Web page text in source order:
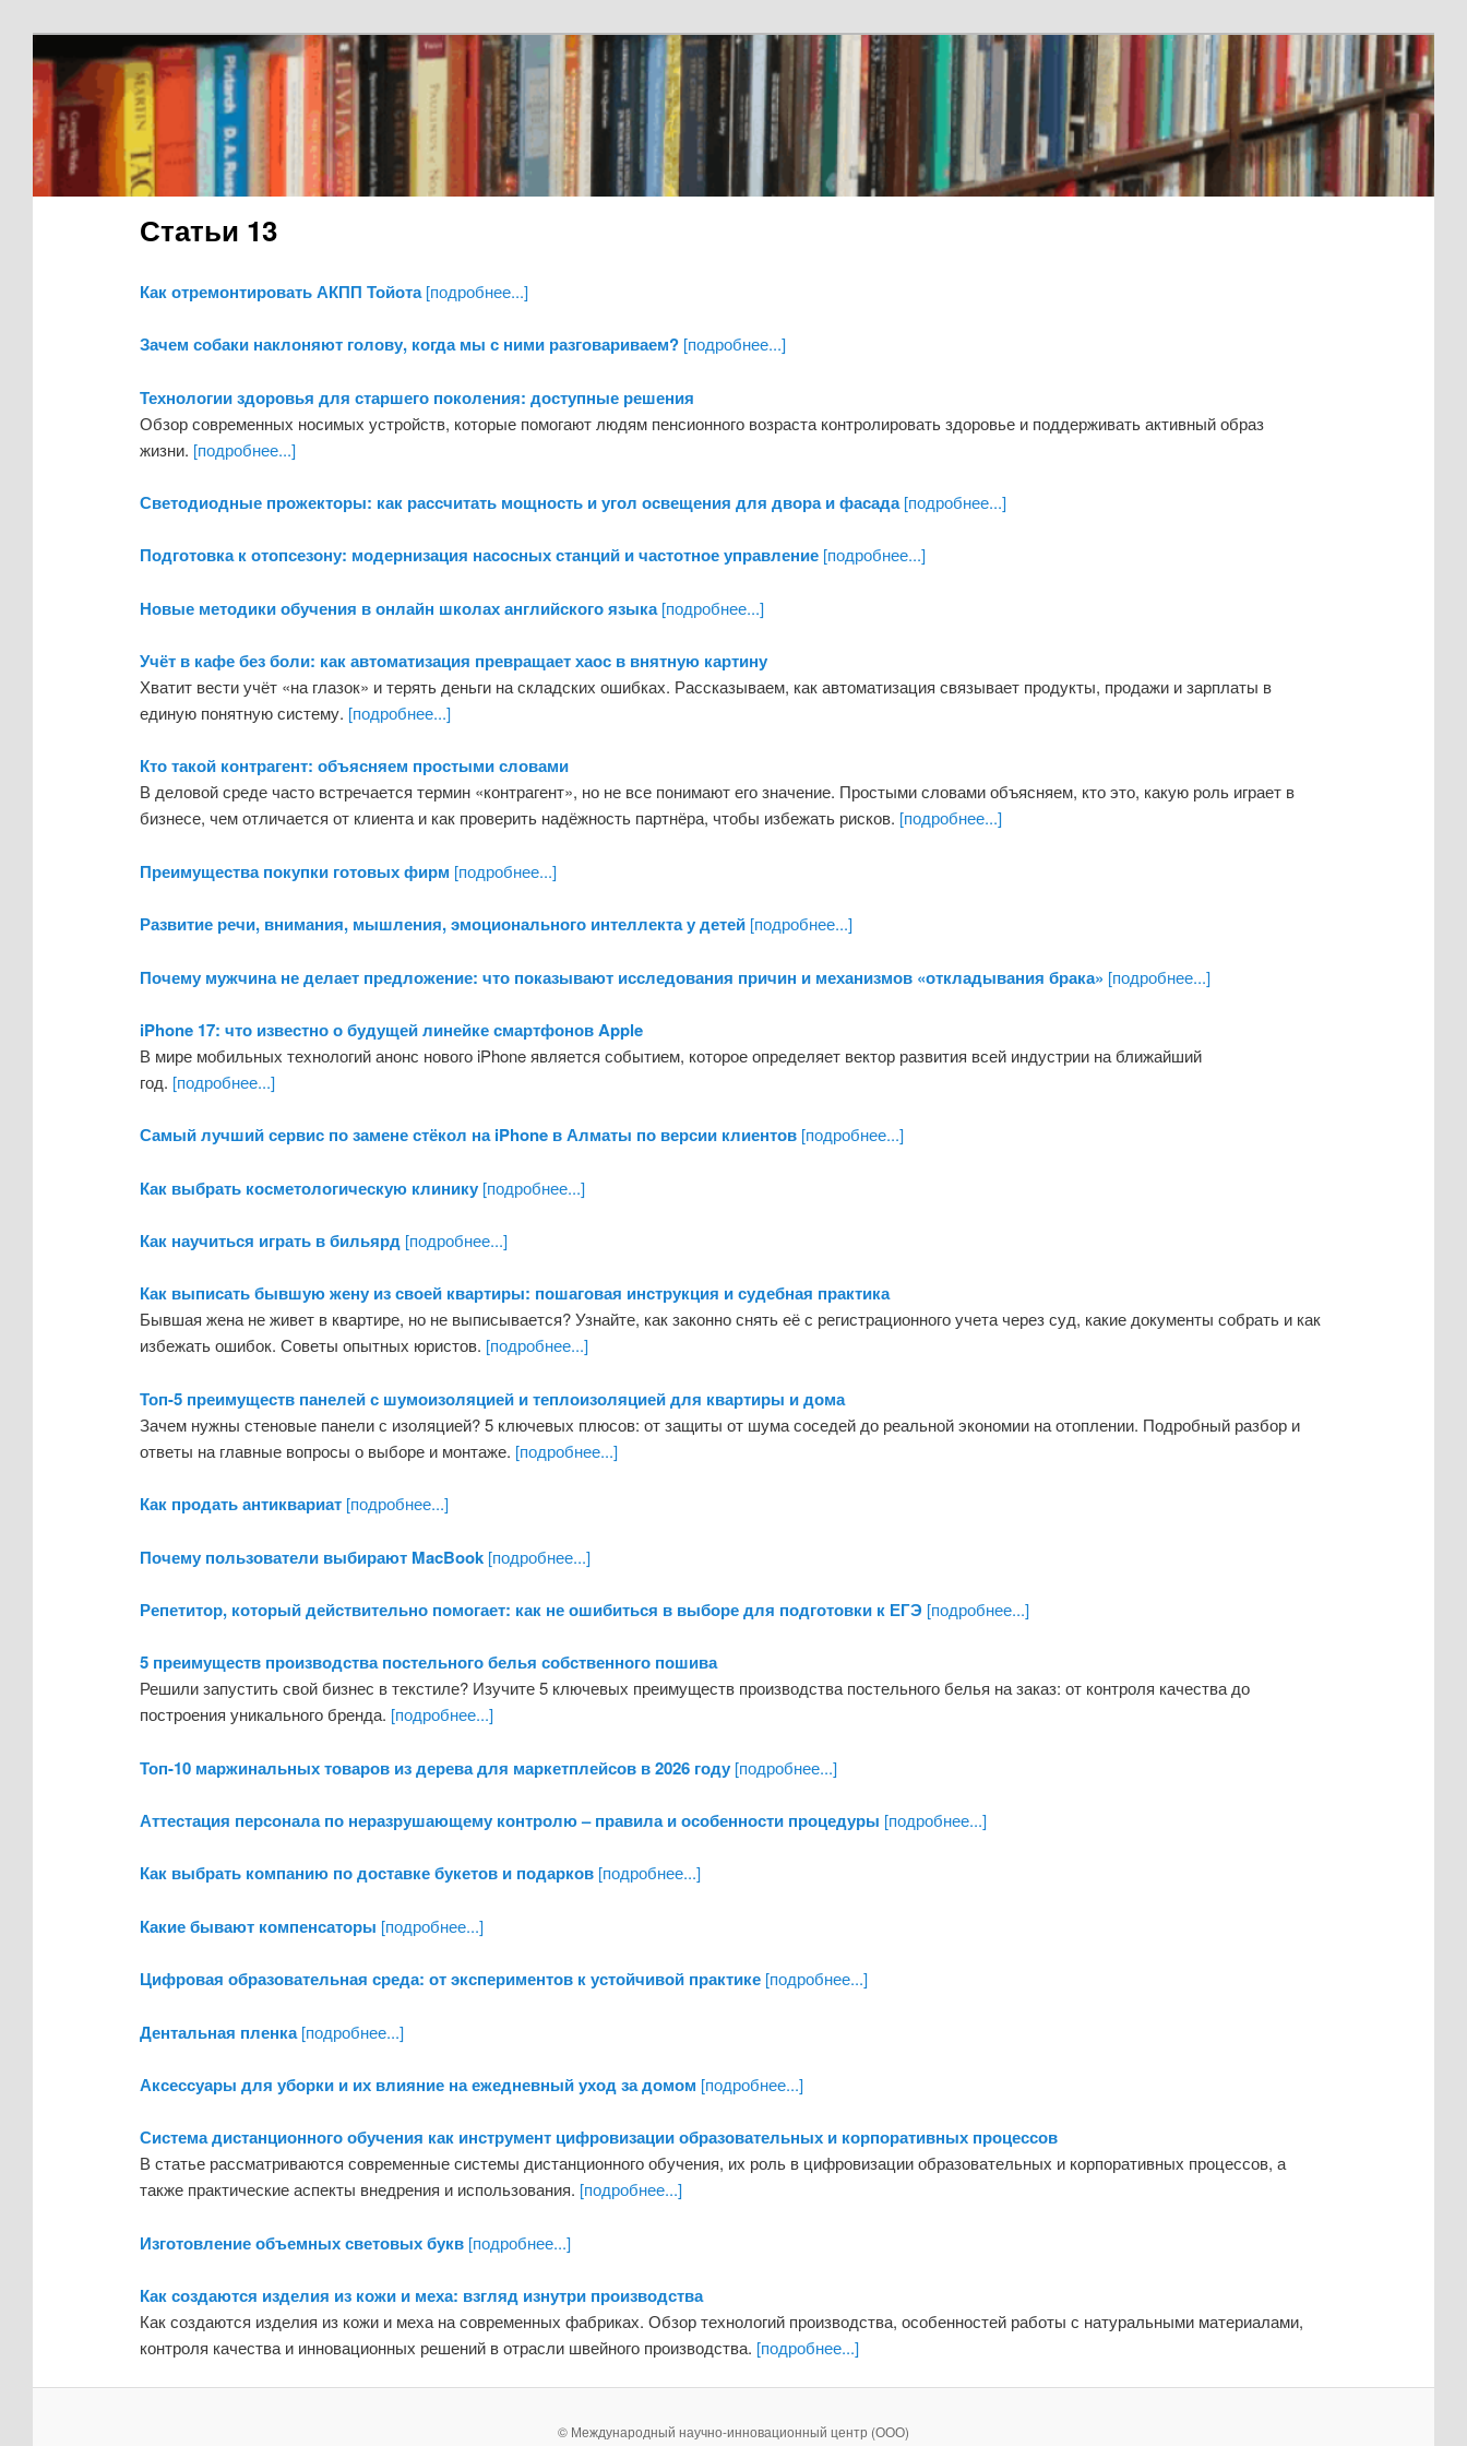
Статьи 13
Как отремонтировать АКПП Тойота[подробнее...]
Зачем собаки наклоняют голову, когда мы с ними разговариваем?[подробнее...]
Технологии здоровья для старшего поколения: доступные решения
Обзор современных носимых устройств, которые помогают людям пенсионного возраста контролировать здоровье и поддерживать активный образ
жизни. [подробнее...]
Светодиодные прожекторы: как рассчитать мощность и угол освещения для двора и фасада[подробнее...]
Подготовка к отопсезону: модернизация насосных станций и частотное управление[подробнее...]
Новые методики обучения в онлайн школах английского языка[подробнее...]
Учёт в кафе без боли: как автоматизация превращает хаос в внятную картину
Хватит вести учёт «на глазок» и терять деньги на складских ошибках. Рассказываем, как автоматизация связывает продукты, продажи и зарплаты в
единую понятную систему. [подробнее...]
Кто такой контрагент: объясняем простыми словами
В деловой среде часто встречается термин «контрагент», но не все понимают его значение. Простыми словами объясняем, кто это, какую роль играет в
бизнесе, чем отличается от клиента и как проверить надёжность партнёра, чтобы избежать рисков. [подробнее...]
Преимущества покупки готовых фирм [подробнее...]
Развитие речи, внимания, мышления, эмоционального интеллекта у детей[подробнее...]
Почему мужчина не делает предложение: что показывают исследования причин и механизмов «откладывания брака» [подробнее...]
iPhone 17: что известно о будущей линейке смартфонов Apple
В мире мобильных технологий анонс нового iPhone является событием, которое определяет вектор развития всей индустрии на ближайший
год. [подробнее...]
Самый лучший сервис по замене стёкол на iPhone в Алматы по версии клиентов[подробнее...]
Как выбрать косметологическую клинику[подробнее...]
Как научиться играть в бильярд [подробнее...]
Как выписать бывшую жену из своей квартиры: пошаговая инструкция и судебная практика
Бывшая жена не живет в квартире, но не выписывается? Узнайте, как законно снять её с регистрационного учета через суд, какие документы собрать и как
избежать ошибок. Советы опытных юристов. [подробнее...]
Топ-5 преимуществ панелей с шумоизоляцией и теплоизоляцией для квартиры и дома
Зачем нужны стеновые панели с изоляцией? 5 ключевых плюсов: от защиты от шума соседей до реальной экономии на отоплении. Подробный разбор и
ответы на главные вопросы о выборе и монтаже. [подробнее...]
Как продать антиквариат[подробнее...]
Почему пользователи выбирают MacBook[подробнее...]
Репетитор, который действительно помогает: как не ошибиться в выборе для подготовки к ЕГЭ [подробнее...]
5 преимуществ производства постельного белья собственного пошива
Решили запустить свой бизнес в текстиле? Изучите 5 ключевых преимуществ производства постельного белья на заказ: от контроля качества до
построения уникального бренда. [подробнее...]
Топ-10 маржинальных товаров из дерева для маркетплейсов в 2026 году[подробнее...]
Аттестация персонала по неразрушающему контролю – правила и особенности процедуры [подробнее...]
Как выбрать компанию по доставке букетов и подарков[подробнее...]
Какие бывают компенсаторы [подробнее...]
Цифровая образовательная среда: от экспериментов к устойчивой практике[подробнее...]
Дентальная пленка[подробнее...]
Аксессуары для уборки и их влияние на ежедневный уход за домом [подробнее...]
Система дистанционного обучения как инструмент цифровизации образовательных и корпоративных процессов
В статье рассматриваются современные системы дистанционного обучения, их роль в цифровизации образовательных и корпоративных процессов, а
также практические аспекты внедрения и использования. [подробнее...]
Изготовление объемных световых букв[подробнее...]
Как создаются изделия из кожи и меха: взгляд изнутри производства
Как создаются изделия из кожи и меха на современных фабриках. Обзор технологий производства, особенностей работы с натуральными материалами,
контроля качества и инновационных решений в отрасли швейного производства. [подробнее...]
© Международный научно-инновационный центр (ООО)